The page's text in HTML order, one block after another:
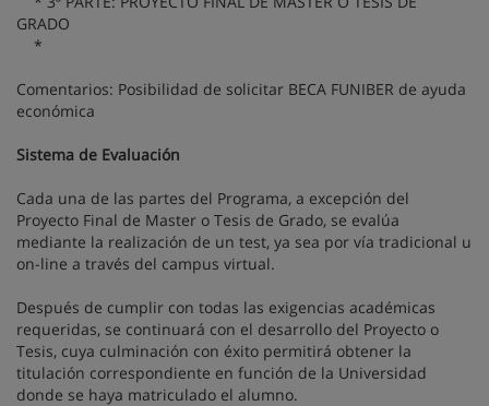
GRADO
*
Comentarios: Posibilidad de solicitar BECA FUNIBER de ayuda
económica
Sistema de Evaluación
Cada una de las partes del Programa, a excepción del
Proyecto Final de Master o Tesis de Grado, se evalúa
mediante la realización de un test, ya sea por vía tradicional u
on-line a través del campus virtual.
Después de cumplir con todas las exigencias académicas
requeridas, se continuará con el desarrollo del Proyecto o
Tesis, cuya culminación con éxito permitirá obtener la
titulación correspondiente en función de la Universidad
donde se haya matriculado el alumno.